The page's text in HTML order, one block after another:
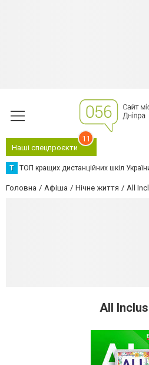
Наші спецпроєкти
11
Т ТОП кращих дистанційних шкіл
Головна Афіша Нічне життя All
All